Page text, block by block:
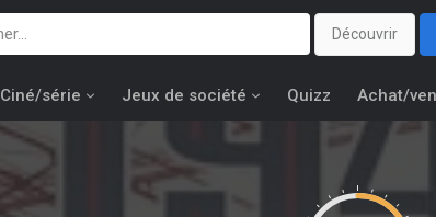
Découvrir
Ciné/série Jeux de société Quizz Achat/